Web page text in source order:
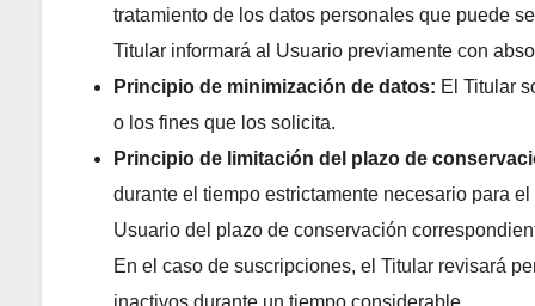
tratamiento de los datos personales que puede
Titular informará al Usuario previamente con
Principio de minimización de datos: El Titular
o los fines que los solicita.
Principio de limitación del plazo de
durante el tiempo estrictamente necesario para
Usuario del plazo de conservación
En el caso de suscripciones, el Titular revisará
inactivos durante un tiempo considerable.